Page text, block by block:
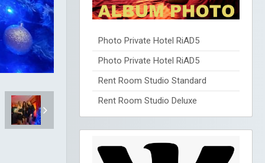
Photo Private Hotel RiAD5
Photo Private Hotel RiAD5
Rent Room Studio Standard
Rent Room Studio Deluxe